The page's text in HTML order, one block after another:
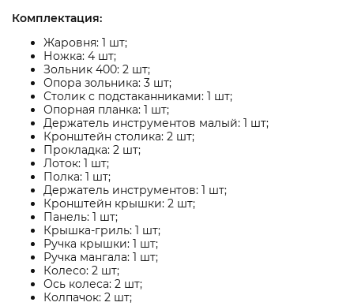
Комплектация:
Жаровня: 1 шт;
Ножка: 4 шт;
Зольник 400: 2 шт;
Опора зольника: 3 шт;
Столик с подстаканниками: 1 шт;
Опорная планка: 1 шт;
Держатель инструментов малый: 1 шт;
Кронштейн столика: 2 шт;
Прокладка: 2 шт;
Лоток: 1 шт;
Полка: 1 шт;
Держатель инструментов: 1 шт;
Кронштейн крышки: 2 шт;
Панель: 1 шт;
Крышка-гриль: 1 шт;
Ручка крышки: 1 шт;
Ручка мангала: 1 шт;
Колесо: 2 шт;
Ось колеса: 2 шт;
Колпачок: 2 шт;